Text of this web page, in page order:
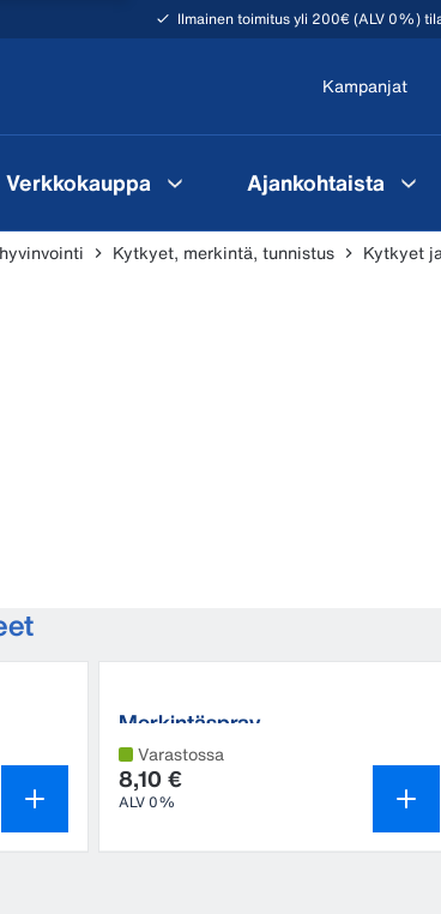
Ilmainen toimitus yli 200€ (ALV 0%)
Kampanjat
Verkkokauppa Ajankohtaista
Kytkyet, merkintä, tunnistus Kytkyet
Merkintäspray
Varastossa
8,10 €
ALV 0%